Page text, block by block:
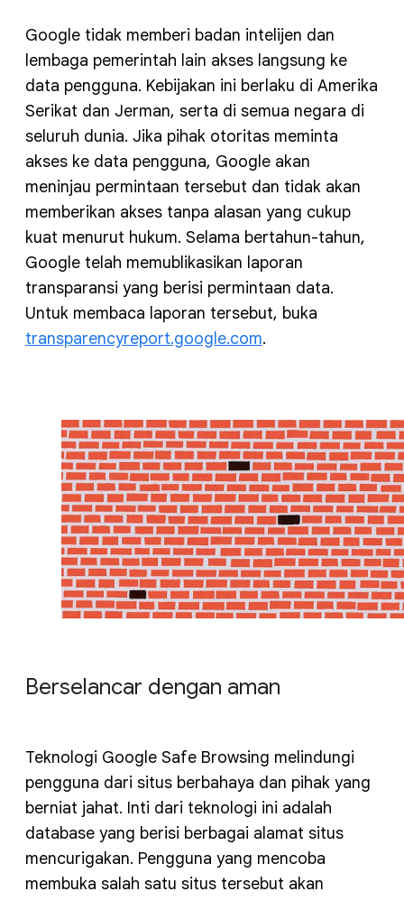
Google tidak memberi badan intelijen dan
lembaga pemerintah lain akses langsung ke
data pengguna. Kebijakan ini berlaku di Amerika
Serikat dan Jerman, serta di semua negara di
seluruh dunia. Jika pihak otoritas meminta
akses ke data pengguna, Google akan
meninjau permintaan tersebut dan tidak akan
memberikan akses tanpa alasan yang cukup
kuat menurut hukum. Selama bertahun-tahun,
Google telah memublikasikan laporan
transparansi yang berisi permintaan data.
Untuk membaca laporan tersebut, buka
transparencyreport.google.com.
Berselancar dengan aman
Teknologi Google Safe Browsing melindungi
pengguna dari situs berbahaya dan pihak yang
berniat jahat. Inti dari teknologi ini adalah
database yang berisi berbagai alamat situs
mencurigakan. Pengguna yang mencoba
membuka salah satu situs tersebut akan